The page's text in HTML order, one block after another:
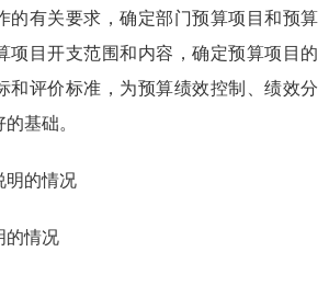
的有关要求，确定部门预算项目和预算
项目开支范围和内容，确定预算项目的
和评价标准，为预算绩效控制、绩效分
基础。
明的情况
的情况